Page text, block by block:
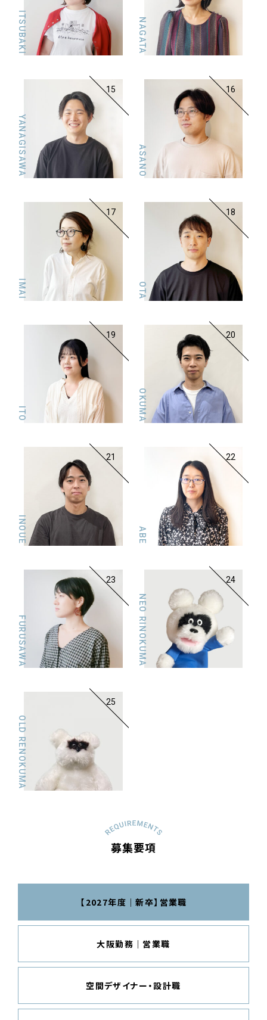
ITSUBAKI NAGATA
YANAGISAWA
15
ASANO
16
IMAI
17
OTA
18
ITO
19
OKUMA
20
INOUE
21
ABE
22
FURUSAWA
23
NEO RINOKUMA
24
OLD RENOKUMA
25
募集要項
【2027年度｜新卒】営業職
大阪勤務｜営業職
空間デザイナー・設計職